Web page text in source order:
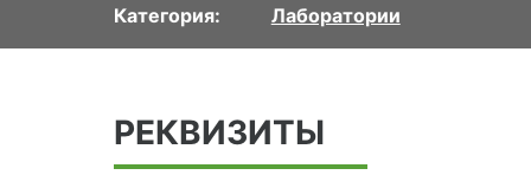
Категория: Лаборатории
РЕКВИЗИТЫ